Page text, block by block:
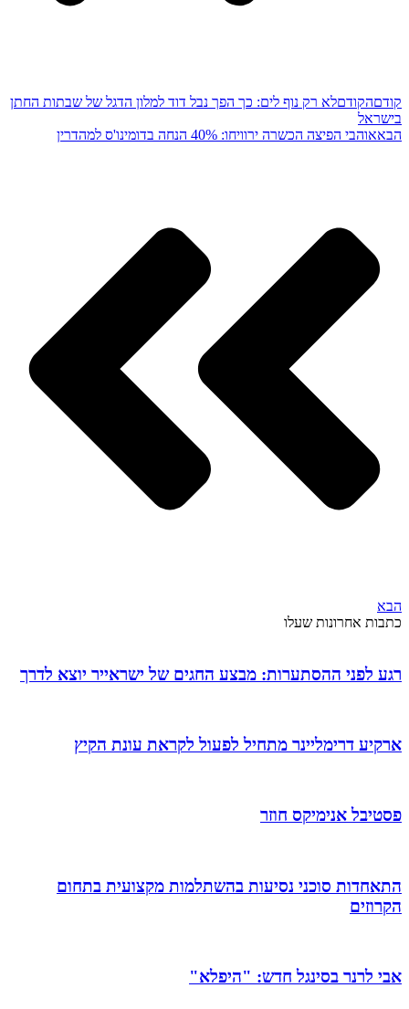
קודםהקודםלא רק נוף לים: כך הפך נבל דוד למלון הדגל של שבתות החתן
בישראל
הבאאוהבי הפיצה הכשרה ירוויחו: 40% הנחה בדומינו'ס למהדרין
הבא
כתבות אחרונות שעלו
רגע לפני ההסתערות: מבצע החגים של ישראייר יוצא לדרך
ארקיע דרימליינר מתחיל לפעול לקראת עונת הקיץ
פסטיבל אנימיקס חוזר
התאחדות סוכני נסיעות בהשתלמות מקצועית בתחום
הקרוזים
אבי לרנר בסינגל חדש: "היפלא"